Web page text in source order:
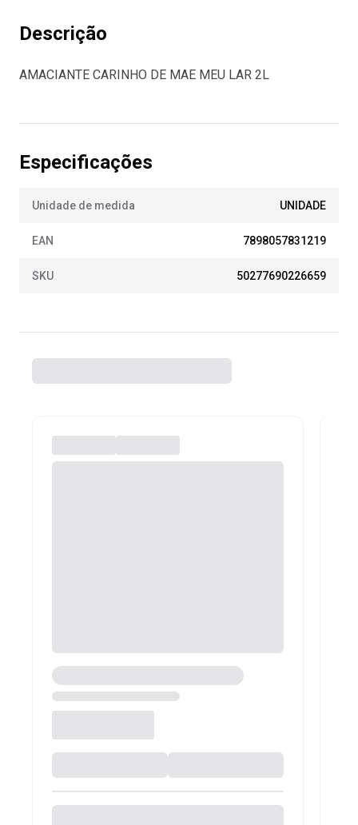
Descrição
AMACIANTE CARINHO DE MAE MEU LAR 2L
Especificações
Unidade de medida UNIDADE
EAN 7898057831219
SKU 50277690226659